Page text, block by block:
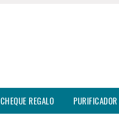
CHEQUE REGALO